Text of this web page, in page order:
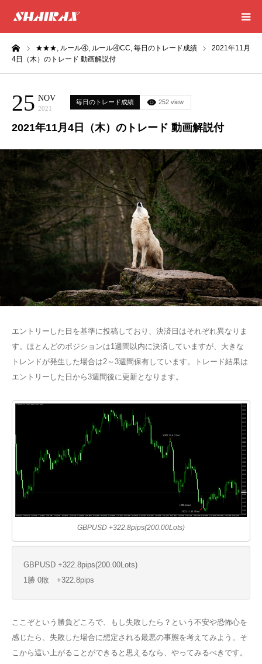
★★★, ルール④, ルール④CC, 毎日のトレード成績
2021年11月
4日（木）のトレード 動画解説付
25 NOV
2021
毎日のトレード成績 252 view
2021年11月4日（木）のトレード 動画解説付
エントリーした日を基準に投稿しており、決済日はそれぞれ異なりま
す。ほとんどのポジションは1週間以内に決済していますが、大きな
トレンドが発生した場合は2～3週間保有しています。トレード結果は
エントリーした日から3週間後に更新となります。
GBPUSD +322.8pips(200.00Lots)
GBPUSD +322.8pips(200.00Lots)
1勝 0敗 +322.8pips
ここぞという勝負どころで、もし失敗したら？という不安や恐怖心を
感じたら、失敗した場合に想定される最悪の事態を考えてみよう。そ
こから這い上がることができると思えるなら、やってみるべきです。
HOME
CONSULTING
EXCEL SHEET
NEWS
CONTACT